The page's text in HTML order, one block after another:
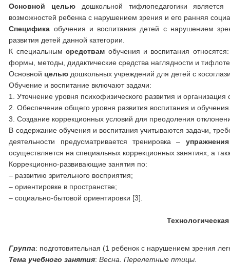
Основной целью дошкольной тифлопедагогики
возможностей ребенка с нарушением зрения и его ранняя
Специфика обучения и воспитания детей с нарушением
развития детей данной категории.
К специальнымсредствам обучения и воспитания
формы, методы, дидактические средства наглядности и
Основной целью дошкольных учреждений для детей с
Обучение и воспитание включают задачи:
1. Уточнение уровня психофизического развития и
2. Обеспечение общего уровня развития воспитания и
3. Создание коррекционных условий для преодоления
В содержание обучения и воспитания учитываются задачи,
деятельности предусматривается тренировка –
осуществляется на специальных коррекционных занятиях, а
Коррекционно-развивающие занятия по:
– развитию зрительного восприятия;
– ориентировке в пространстве;
– социально-бытовой ориентировки [3].
Группа: подготовительная (1 ребенок с нарушением зрения
Тема учебного занятия:Весна. Перелетные птицы.